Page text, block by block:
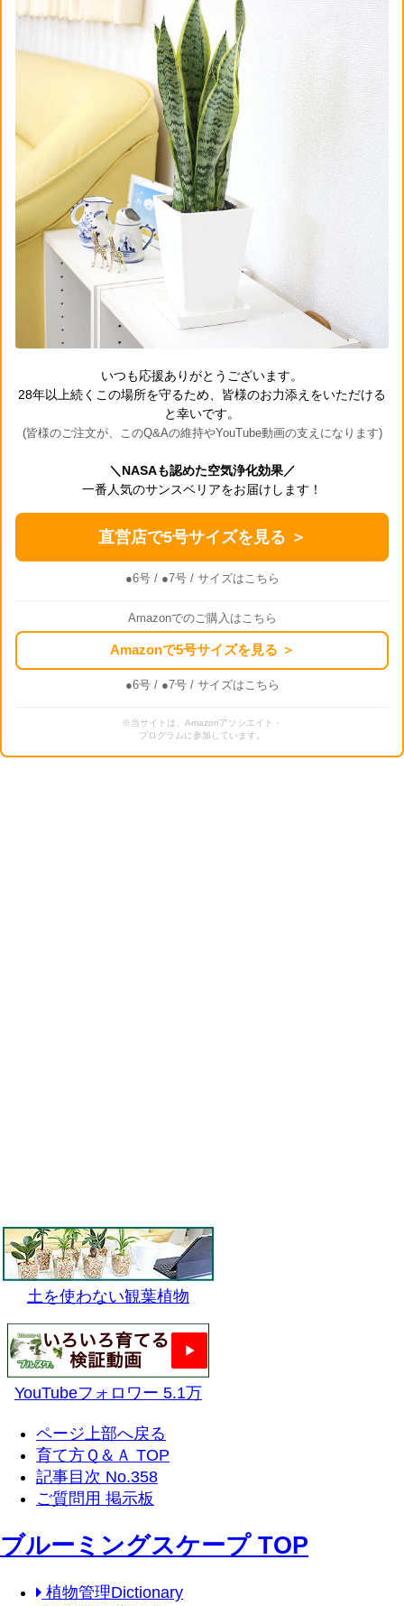
いつも応援ありがとうございます。
28年以上続くこの場所を守るため、皆様のお力添えをいただける
と幸いです。
(皆様のご注文が、このQ&Aの維持やYouTube動画の支えになります)
＼NASAも認めた空気浄化効果／
一番人気のサンスベリアをお届けします！
直営店で5号サイズを見る ＞
●6号/ ●7号/ サイズはこちら
Amazonでのご購入はこちら
Amazonで5号サイズを見る ＞
●6号/ ●7号/ サイズはこちら
※当サイトは、Amazonアソシエイト・
プログラムに参加しています。
土を使わない観葉植物
YouTubeフォロワー 5.1万
ページ上部へ戻る
育て方Ｑ＆Ａ TOP
記事目次 No.358
ご質問用 掲示板
ブルーミングスケープ TOP
植物管理Dictionary